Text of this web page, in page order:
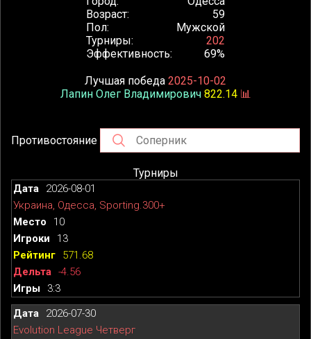
Возраст
59
Пол
Мужской
Турниры
202
Эффективность
69%
Лучшая победа 2025-10-02
Лапин Олег Владимирович 822.14 📊
Противостояние
Турниры
2026-08-01
Украина, Одесса, Sporting.300+
10
13
571.68
-4.56
3:3
2026-07-30
Evolution League Четверг